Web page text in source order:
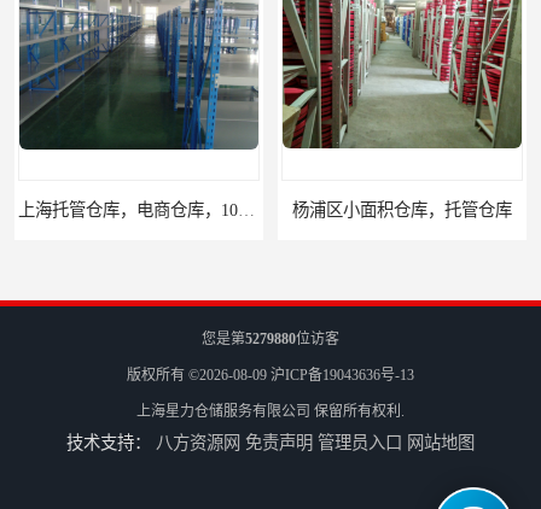
上海托管仓库，电商仓库，10平起租 杨浦区小面积仓库，托管仓库
您是第5279880位访客
版权所有 ©2026-08-09 沪ICP备19043636号-13
上海星力仓储服务有限公司 保留所有权利.
技术支持： 八方资源网 免责声明 管理员入口 网站地图